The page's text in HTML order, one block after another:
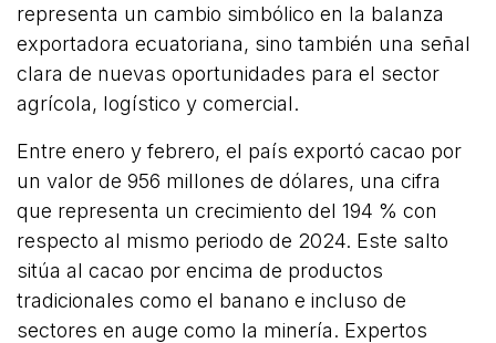
representa un cambio simbólico en la balanza
exportadora ecuatoriana, sino también una señal
clara de nuevas oportunidades para el sector
agrícola, logístico y comercial.
Entre enero y febrero, el país exportó cacao por
un valor de 956 millones de dólares, una cifra
que representa un crecimiento del 194 % con
respecto al mismo periodo de 2024. Este salto
sitúa al cacao por encima de productos
tradicionales como el banano e incluso de
sectores en auge como la minería. Expertos